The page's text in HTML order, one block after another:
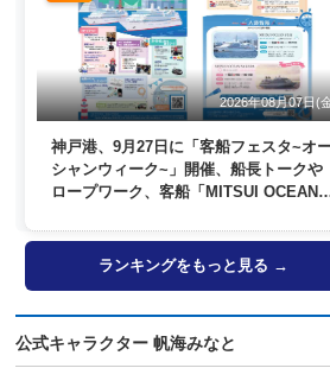
2026年08月07日(
神戸港、9月27日に「客船フェスタ~オ
シャンウィーク~」開催、船長トークや
ロープワーク、客船「MITSUI OCEAN
ランキングをもっと見る →
公式キャラクター 帆海みなと